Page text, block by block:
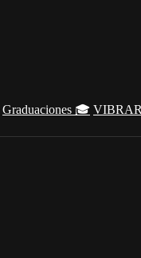
Graduaciones 🎓